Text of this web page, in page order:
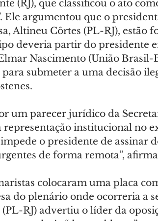
(RJ), que classificou o ato
Ele argumentou que o
Altineu Côrtes (PL-RJ), estão
deveria partir do presidente
Nascimento (União Brasil-
submeter a uma decisão
um parecer jurídico da
representação institucional no
o presidente de assinar
de forma remota”,
colocaram uma placa
do plenário onde ocorreria a
RJ) advertiu o líder da